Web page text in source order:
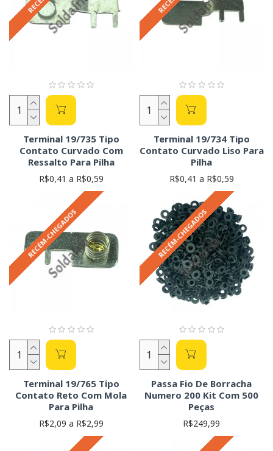
Terminal 19/735 Tipo
Contato Curvado Com
Ressalto Para Pilha
R$0,41 a R$0,59
Terminal 19/734 Tipo
Contato Curvado Liso Para
Pilha
R$0,41 a R$0,59
RECÉM-CHEGADOS
Terminal 19/765 Tipo
Contato Reto Com Mola
Para Pilha
R$2,09 a R$2,99
RECÉM-CHEGADOS
Passa Fio De Borracha
Numero 200 Kit Com 500
Peças
R$249,99